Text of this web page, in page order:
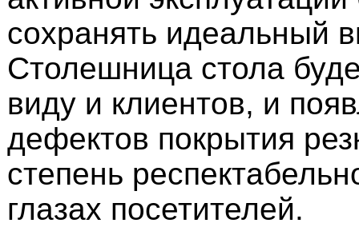
сохранять идеальный
Столешница стола
виду и клиентов, и
дефектов покрытия
степень
глазах посетителей.